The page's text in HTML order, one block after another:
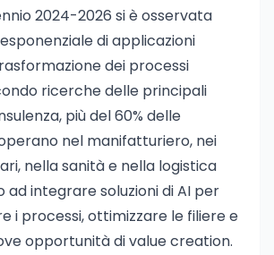
2024-2026 si è osservata
di applicazioni
dei processi
ricerche delle principali
più del 60% delle
nel manifatturiero, nei
nella sanità e nella logistica
ad integrare soluzioni di AI per
i processi, ottimizzare le filiere e
opportunità di value creation.